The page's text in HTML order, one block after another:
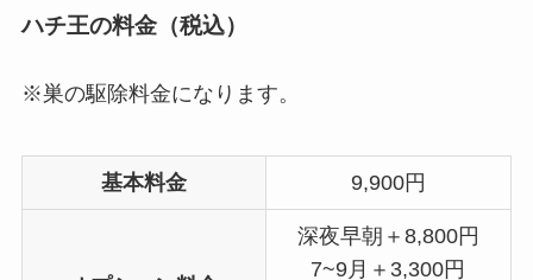
ハチ王の料金（税込）
※巣の駆除料金になります。
基本料金 9,900円
深夜早朝＋8,800円
7~9月＋3,300円